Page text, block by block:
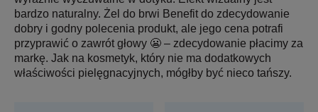
bardzo naturalny. Żel do brwi Benefit do zdecydowanie
dobry i godny polecenia produkt, ale jego cena potrafi
przyprawić o zawrót głowy 😬 – zdecydowanie płacimy za
markę. Jak na kosmetyk, który nie ma dodatkowych
właściwości pielęgnacyjnych, mógłby być nieco tańszy.